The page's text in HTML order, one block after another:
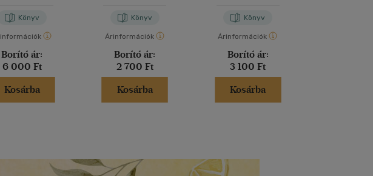
Könyv
Borító ár:
6 000 Ft
Kosárba
Könyv
Árinformációk
Borító ár:
2 700 Ft
Kosárba
Könyv
Árinformációk
Borító ár:
3 100 Ft
Kosárba